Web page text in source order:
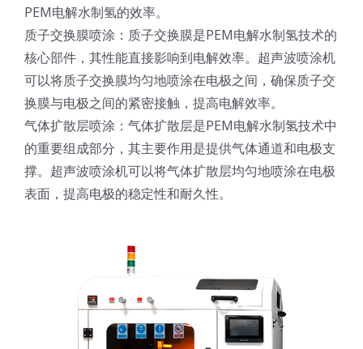
PEM电解水制氢的效率。
质子交换膜喷涂：质子交换膜是PEM电解水制氢技术的
核心部件，其性能直接影响到电解效率。超声波喷涂机
可以将质子交换膜均匀地喷涂在电极之间，确保质子交
换膜与电极之间的紧密接触，提高电解效率。
气体扩散层喷涂：气体扩散层是PEM电解水制氢技术中
的重要组成部分，其主要作用是提供气体通道和电极支
撑。超声波喷涂机可以将气体扩散层均匀地喷涂在电极
表面，提高电极的稳定性和耐久性。